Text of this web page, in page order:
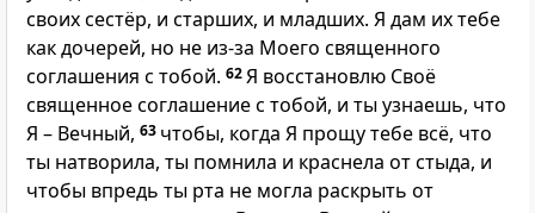
своих сестёр, и старших, и младших. Я дам их тебе
как дочерей, но не из-за Моего священного
соглашения с тобой. 62Я восстановлю Своё
священное соглашение с тобой, и ты узнаешь, что
Я – Вечный, 63 чтобы, когда Я прощу тебе всё, что
ты натворила, ты помнила и краснела от стыда, и
чтобы впредь ты рта не могла раскрыть от